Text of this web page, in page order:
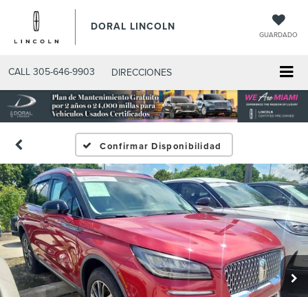
DORAL LINCOLN
GUARDADO
CALL 305-646-9903 DIRECCIONES
Confirmar Disponibilidad